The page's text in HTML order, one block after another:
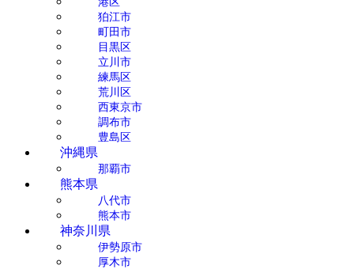
狛江市
町田市
目黒区
立川市
練馬区
荒川区
西東京市
調布市
豊島区
沖縄県
那覇市
熊本県
八代市
熊本市
神奈川県
伊勢原市
厚木市